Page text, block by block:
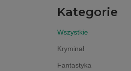
Kategorie
Wszystkie
Kryminał
Fantastyka